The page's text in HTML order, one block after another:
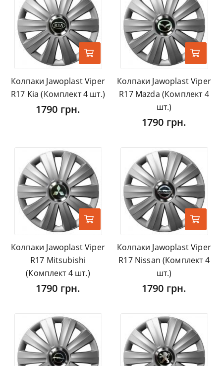
Колпаки Jawoplast Viper
R17 Kia (Комплект 4 шт.)
1790 грн.
Колпаки Jawoplast Viper
R17 Mazda (Комплект 4
шт.)
1790 грн.
Колпаки Jawoplast Viper
R17 Mitsubishi
(Комплект 4 шт.)
1790 грн.
Колпаки Jawoplast Viper
R17 Nissan (Комплект 4
шт.)
1790 грн.